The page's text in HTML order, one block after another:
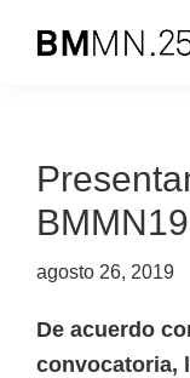
Navarro
iniciativa
dirigida
la
creación
BMMN19
agosto 26, 2019
De acuerdo
convocatoria,